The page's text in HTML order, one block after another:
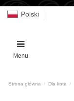
Polski
Menu
Strona główna Dla kota